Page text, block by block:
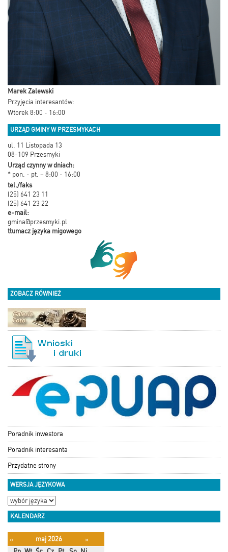
Marek Zalewski
Przyjęcia interesantów:
Wtorek 8:00 - 16:00
URZĄD GMINY W PRZESMYKACH
ul. 11 Listopada 13
08-109 Przesmyki
Urząd czynny w dniach:
* pon. - pt. – 8:00 - 16:00
tel./faks
(25) 641 23 11
(25) 641 23 22
e-mail:
gmina@przesmyki.pl
tłumacz języka migowego
ZOBACZ RÓWNIEŻ
Poradnik inwestora
Poradnik interesanta
Przydatne strony
WERSJA JĘZYKOWA
KALENDARZ
« maj 2026
»